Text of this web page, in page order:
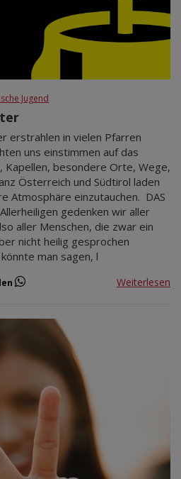
Jugend
erstrahlen in vielen Pfarren
uns einstimmen auf das
Kapellen, besondere Orte, Wege,
Österreich und Südtirol laden
Atmosphäre einzutauchen. DAS
gedenken wir aller
aller Menschen, die zwar ein
nicht heilig gesprochen
man sagen, l
Weiterlesen